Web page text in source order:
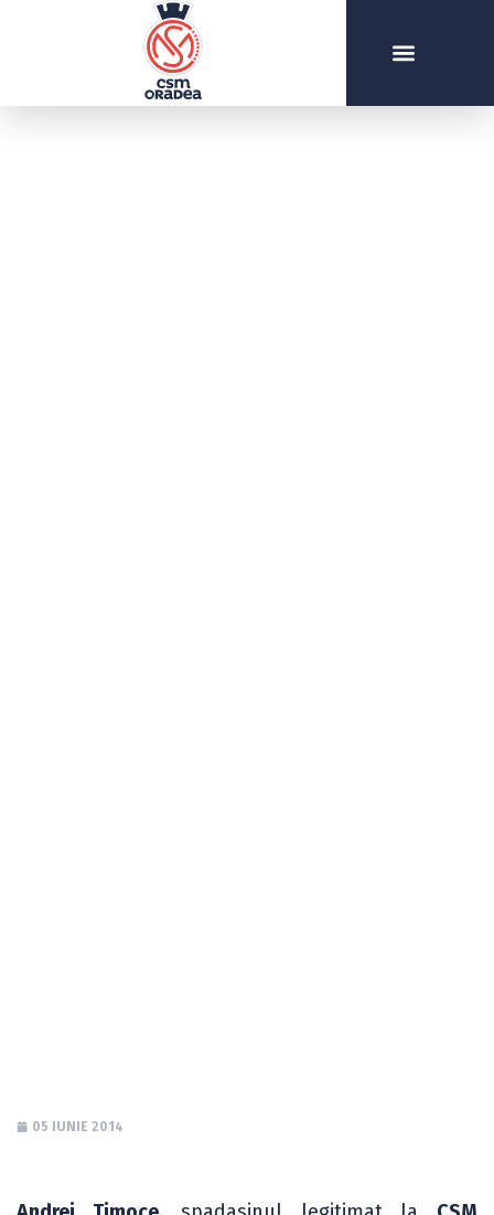
05 IUNIE 2014